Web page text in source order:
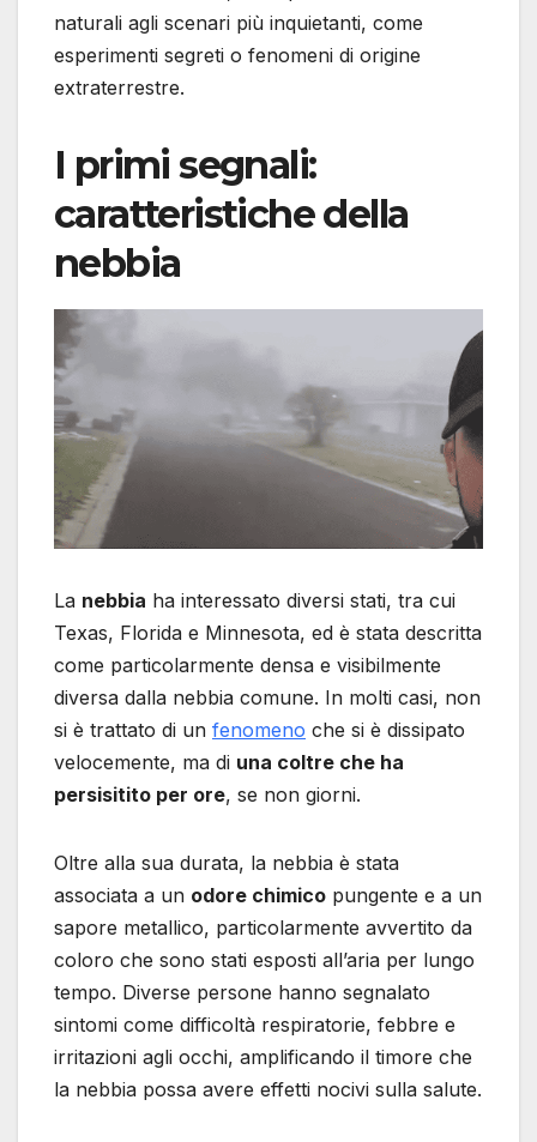
naturali agli scenari più inquietanti, come
esperimenti segreti o fenomeni di origine
extraterrestre.
I primi segnali:
caratteristiche della
nebbia
La nebbia ha interessato diversi stati, tra cui
Texas, Florida e Minnesota, ed è stata descritta
come particolarmente densa e visibilmente
diversa dalla nebbia comune. In molti casi, non
si è trattato di un fenomeno che si è dissipato
velocemente, ma di una coltre che ha
persisitito per ore, se non giorni.
Oltre alla sua durata, la nebbia è stata
associata a un odore chimico pungente e a un
sapore metallico, particolarmente avvertito da
coloro che sono stati esposti all’aria per lungo
tempo. Diverse persone hanno segnalato
sintomi come difficoltà respiratorie, febbre e
irritazioni agli occhi, amplificando il timore che
la nebbia possa avere effetti nocivi sulla salute.